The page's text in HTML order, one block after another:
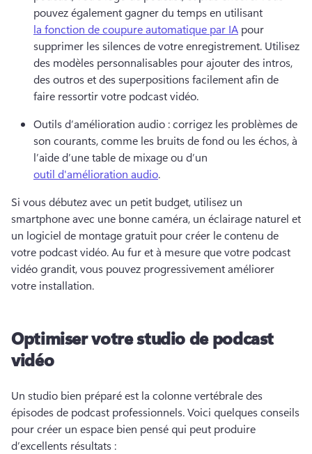
pouvez également gagner du temps en utilisant
la fonction de coupure automatique par IA pour
supprimer les silences de votre enregistrement. Utilisez
des modèles personnalisables pour ajouter des intros,
des outros et des superpositions facilement afin de
faire ressortir votre podcast vidéo.
Outils d’amélioration audio : corrigez les problèmes de
son courants, comme les bruits de fond ou les échos, à
l’aide d’une table de mixage ou d’un
outil d'amélioration audio.
Si vous débutez avec un petit budget, utilisez un
smartphone avec une bonne caméra, un éclairage naturel et
un logiciel de montage gratuit pour créer le contenu de
votre podcast vidéo. Au fur et à mesure que votre podcast
vidéo grandit, vous pouvez progressivement améliorer
votre installation.
Optimiser votre studio de podcast
vidéo
Un studio bien préparé est la colonne vertébrale des
épisodes de podcast professionnels. Voici quelques conseils
pour créer un espace bien pensé qui peut produire
d’excellents résultats :